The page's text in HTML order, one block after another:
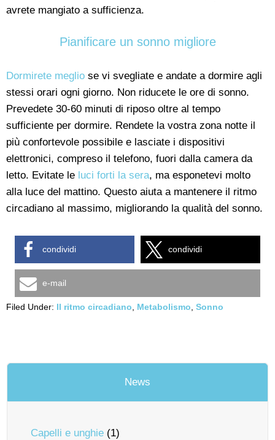
avrete mangiato a sufficienza.
Pianificare un sonno migliore
Dormirete meglio se vi svegliate e andate a dormire agli
stessi orari ogni giorno. Non riducete le ore di sonno.
Prevedete 30-60 minuti di riposo oltre al tempo
sufficiente per dormire. Rendete la vostra zona notte il
più confortevole possibile e lasciate i dispositivi
elettronici, compreso il telefono, fuori dalla camera da
letto. Evitate le luci forti la sera, ma esponetevi molto
alla luce del mattino. Questo aiuta a mantenere il ritmo
circadiano al massimo, migliorando la qualità del sonno.
condividi condividi
e-mail
Filed Under: Il ritmo circadiano Metabolismo Sonno
News
Capelli e unghie (1)